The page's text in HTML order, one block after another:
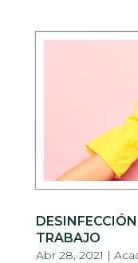
TRABAJO
Abr 28, 2021 |